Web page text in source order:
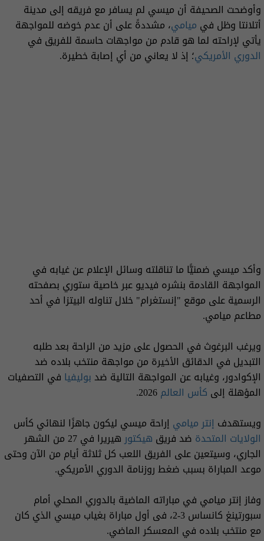
وأوضحت الصحيفة أن ميسي لم يسافر مع فريقه إلى مدينة
أتلانتا وظل في ميامي، مشددةً على أن عدم خوضه للمواجهة
يأتي لإراحته لما هو قادم من مواجهات حاسمة للفريق في
الدوري الأمريكي؛ إذ لا يعاني من أي إصابة خطيرة.
وأكد ميسي ضمنيًّا ما تناقلته وسائل الإعلام عن غيابه في
المواجهة القادمة بنشره فيديو عبر خاصية ستوري بصفحته
الرسمية على موقع "إنستغرام" خلال تناوله البيتزا في أحد
مطاعم ميامي.
ويرغب البرغوث في الحصول على مزيد من الراحة بعد طلبه
التبديل في الدقائق الأخيرة من مواجهة منتخب بلاده ضد
الإكوادور، وغيابه عن المواجهة التالية ضدبوليفيا في التصفيات
المؤهلة إلى كأس العالم
ويستهدف إنتر ميامي إراحة ميسي ليكون جاهزًا لنهائي كأس
الولايات المتحدة ضد فريق هيكتور
هيريرا في 27 من الشهر
الجاري، وسيتعين على الفريق اللعب كل ثلاثة أيام من الآن وحتى
موعد المباراة بسبب ضغط روزنامة الدوري الأمريكي.
وفاز إنتر ميامي في مباراته الماضية بالدوري المحلي أمام
سبورتينغ كانساس 3-2، فى أول مباراة بغياب ميسي الذي كان
مع منتخب بلاده في المعسكر الماضي.